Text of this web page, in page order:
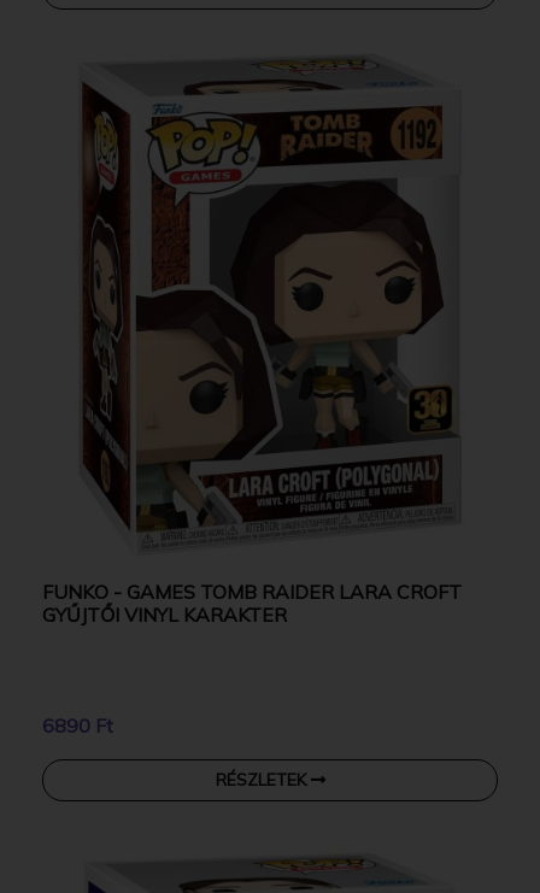
FUNKO - GAMES TOMB RAIDER LARA CROFT
GYŰJTŐI VINYL KARAKTER
6890 Ft
RÉSZLETEK